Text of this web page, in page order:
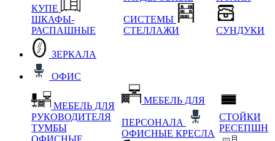
КУПЕ
ШКАФЫ-
РАСПАШНЫЕ
СИСТЕМЫ
СТЕЛЛАЖИ
СУНДУКИ
ЗЕРКАЛА
ОФИС
МЕБЕЛЬ ДЛЯ
РУКОВОДИТЕЛЯ
ТУМБЫ
МЕБЕЛЬ ДЛЯ
ПЕРСОНАЛА
ОФИСНЫЕ КРЕСЛА
СТОЙКИ
РЕСЕПШН